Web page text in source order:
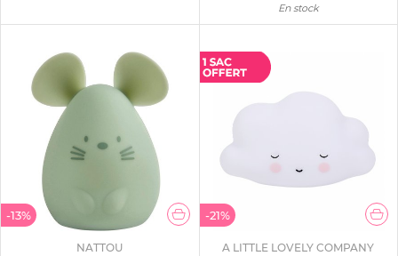
En stock
-13%
NATTOU
-21%
A LITTLE LOVELY COMPANY